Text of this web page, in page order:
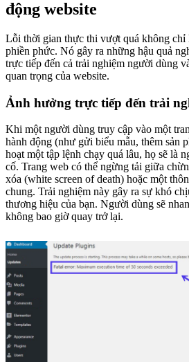
động website
Lỗi thời gian thực thi vượt quá không chỉ
phiền phức. Nó gây ra những hậu quả
trực tiếp đến cả trải nghiệm người dùng
quan trọng của website.
Ảnh hưởng trực tiếp đến trải
Khi một người dùng truy cập vào một
hành động (như gửi biểu mẫu, thêm sản
hoạt một tập lệnh chạy quá lâu, họ sẽ là
cố. Trang web có thể ngừng tải giữa
xóa (white screen of death) hoặc một
chung. Trải nghiệm này gây ra sự khó
thương hiệu của bạn. Người dùng sẽ
không bao giờ quay trở lại.